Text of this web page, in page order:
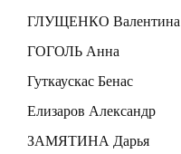
ГЛУЩЕНКО Валентина
ГОГОЛЬ Анна
Гуткаускас Бенас
Елизаров Александр
ЗАМЯТИНА Дарья